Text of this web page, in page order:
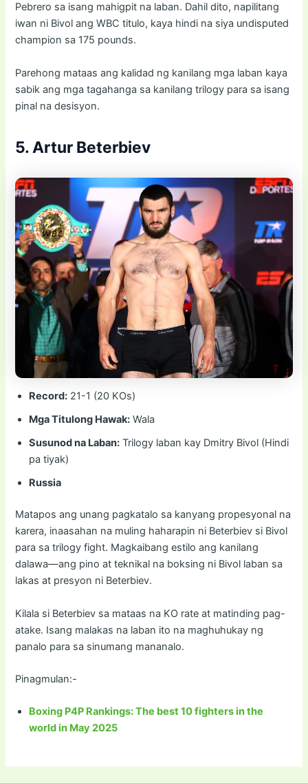
Pebrero sa isang mahigpit na laban. Dahil dito, napilitang
iwan ni Bivol ang WBC titulo, kaya hindi na siya undisputed
champion sa 175 pounds.
Parehong mataas ang kalidad ng kanilang mga laban kaya
sabik ang mga tagahanga sa kanilang trilogy para sa isang
pinal na desisyon.
5. Artur Beterbiev
Record: 21-1 (20 KOs)
Mga Titulong Hawak: Wala
Susunod na Laban: Trilogy laban kay Dmitry Bivol (Hindi
pa tiyak)
Russia
Matapos ang unang pagkatalo sa kanyang propesyonal na
karera, inaasahan na muling haharapin ni Beterbiev si Bivol
para sa trilogy fight. Magkaibang estilo ang kanilang
dalawa—ang pino at teknikal na boksing ni Bivol laban sa
lakas at presyon ni Beterbiev.
Kilala si Beterbiev sa mataas na KO rate at matinding pag-
atake. Isang malakas na laban ito na maghuhukay ng
panalo para sa sinumang mananalo.
Pinagmulan:-
Boxing P4P Rankings: The best 10 fighters in the
world in May 2025